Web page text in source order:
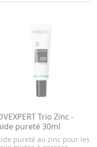
Trio Zinc -
pureté 30ml
pureté au zinc pour les